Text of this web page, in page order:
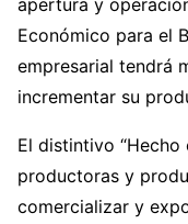
Económico para el
empresarial tendrá
incrementar su
El distintivo “Hecho
productoras y
comercializar y